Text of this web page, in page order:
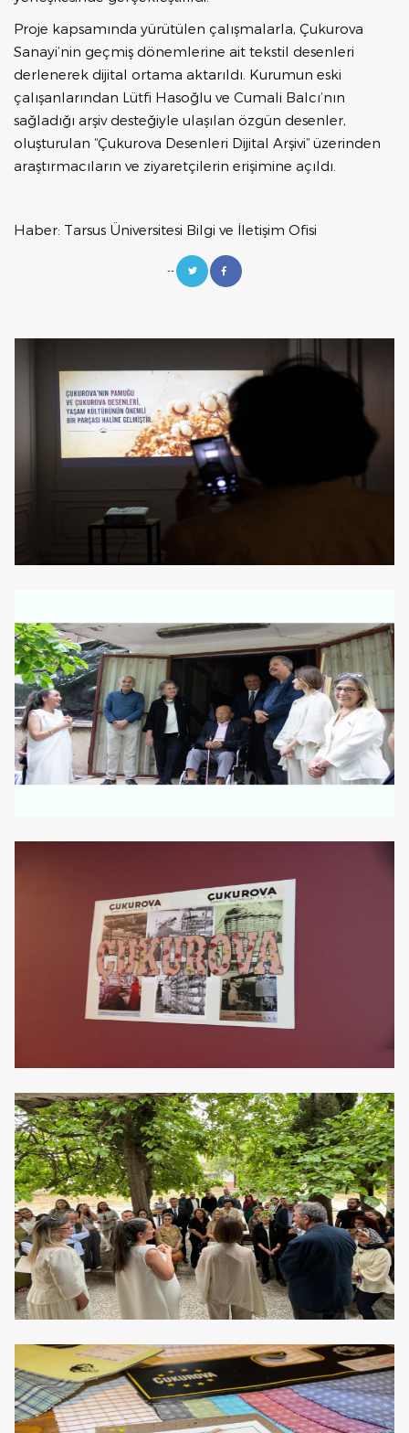
Proje kapsamında yürütülen çalışmalarla, Çukurova
Sanayi’nin geçmiş dönemlerine ait tekstil desenleri
derlenerek dijital ortama aktarıldı. Kurumun eski
çalışanlarından Lütfi Hasoğlu ve Cumali Balcı’nın
sağladığı arşiv desteğiyle ulaşılan özgün desenler,
oluşturulan “Çukurova Desenleri Dijital Arşivi” üzerinden
araştırmacıların ve ziyaretçilerin erişimine açıldı.
Haber: Tarsus Üniversitesi Bilgi ve İletişim Ofisi
--